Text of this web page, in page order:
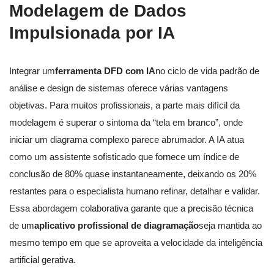
Modelagem de Dados
Impulsionada por IA
Integrar umferramenta DFD com IAno ciclo de vida padrão de
análise e design de sistemas oferece várias vantagens
objetivas. Para muitos profissionais, a parte mais difícil da
modelagem é superar o sintoma da “tela em branco”, onde
iniciar um diagrama complexo parece abrumador. A IA atua
como um assistente sofisticado que fornece um índice de
conclusão de 80% quase instantaneamente, deixando os 20%
restantes para o especialista humano refinar, detalhar e validar.
Essa abordagem colaborativa garante que a precisão técnica
de umaplicativo profissional de diagramaçãoseja mantida ao
mesmo tempo em que se aproveita a velocidade da inteligência
artificial gerativa.